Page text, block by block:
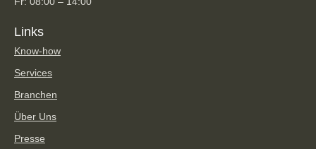
Links
Know-how
Services
Branchen
Über Uns
Presse